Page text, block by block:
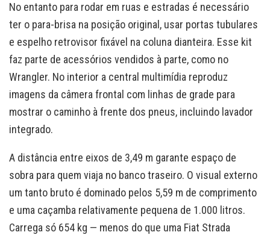
No entanto para rodar em ruas e estradas é necessário
ter o para-brisa na posição original, usar portas tubulares
e espelho retrovisor fixável na coluna dianteira. Esse kit
faz parte de acessórios vendidos à parte, como no
Wrangler. No interior a central multimídia reproduz
imagens da câmera frontal com linhas de grade para
mostrar o caminho à frente dos pneus, incluindo lavador
integrado.
A distância entre eixos de 3,49 m garante espaço de
sobra para quem viaja no banco traseiro. O visual externo
um tanto bruto é dominado pelos 5,59 m de comprimento
e uma caçamba relativamente pequena de 1.000 litros.
Carrega só 654 kg — menos do que uma Fiat Strada